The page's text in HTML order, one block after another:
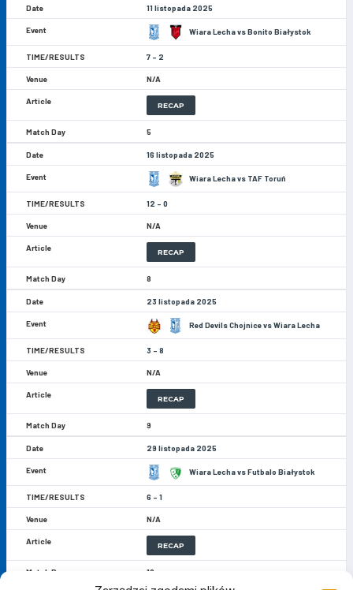
11 listopada 2025
Wiara Lecha vs Bonito Białystok
7 - 2
N/A
RECAP
5
16 listopada 2025
Wiara Lecha vs TAF Toruń
12 - 0
N/A
RECAP
8
23 listopada 2025
Red Devils Chojnice vs Wiara Lecha
3 - 8
N/A
RECAP
9
29 listopada 2025
Wiara Lecha vs Futbalo Białystok
6 - 1
N/A
RECAP
10